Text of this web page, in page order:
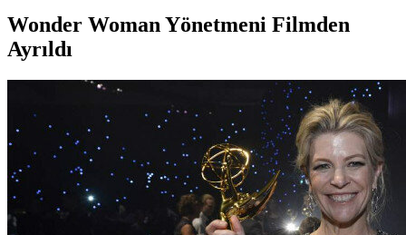
Wonder Woman Yönetmeni Filmden
Ayrıldı